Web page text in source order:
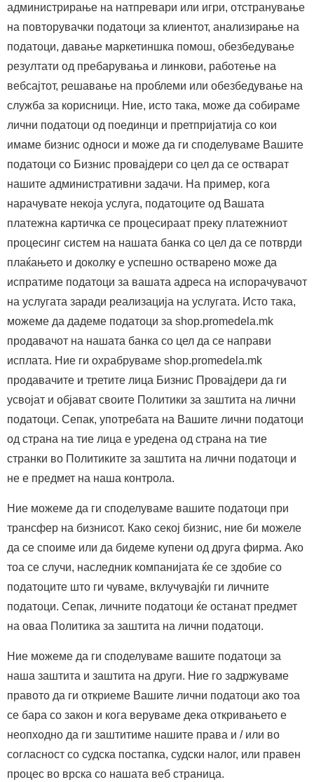
администрирање на натпревари или игри, отстранување
на повторувачки податоци за клиентот, анализирање на
податоци, давање маркетиншка помош, обезбедување
резултати од пребарувања и линкови, работење на
вебсајтот, решавање на проблеми или обезбедување на
служба за корисници. Ние, исто така, може да собираме
лични податоци од поединци и претпријатија со кои
имаме бизнис односи и може да ги споделуваме Вашите
податоци со Бизнис провајдери со цел да се остварат
нашите административни задачи. На пример, кога
нарачувате некоја услуга, податоците од Вашата
платежна картичка се процесираат преку платежниот
процесинг систем на нашата банка со цел да се потврди
плаќањето и доколку е успешно остварено може да
испратиме податоци за вашата адреса на испорачувачот
на услугата заради реализација на услугата. Исто така,
можеме да дадеме податоци за shop.promedela.mk
продавачот на нашата банка со цел да се направи
исплата. Ние ги охрабруваме shop.promedela.mk
продавачите и третите лица Бизнис Провајдери да ги
усвојат и објават своите Политики за заштита на лични
податоци. Сепак, употребата на Вашите лични податоци
од страна на тие лица е уредена од страна на тие
странки во Политиките за заштита на лични податоци и
не е предмет на наша контрола.
Ние можеме да ги споделуваме вашите податоци при
трансфер на бизнисот. Како секој бизнис, ние би можеле
да се споиме или да бидеме купени од друга фирма. Ако
тоа се случи, наследник компанијата ќе се здобие со
податоците што ги чуваме, вклучувајќи ги личните
податоци. Сепак, личните податоци ќе останат предмет
на оваа Политика за заштита на лични податоци.
Ние можеме да ги споделуваме вашите податоци за
наша заштита и заштита на други. Ние го задржуваме
правото да ги откриеме Вашите лични податоци ако тоа
се бара со закон и кога веруваме дека откривањето е
неопходно да ги заштитиме нашите права и / или во
согласност со судска постапка, судски налог, или правен
процес во врска со нашата веб страница.